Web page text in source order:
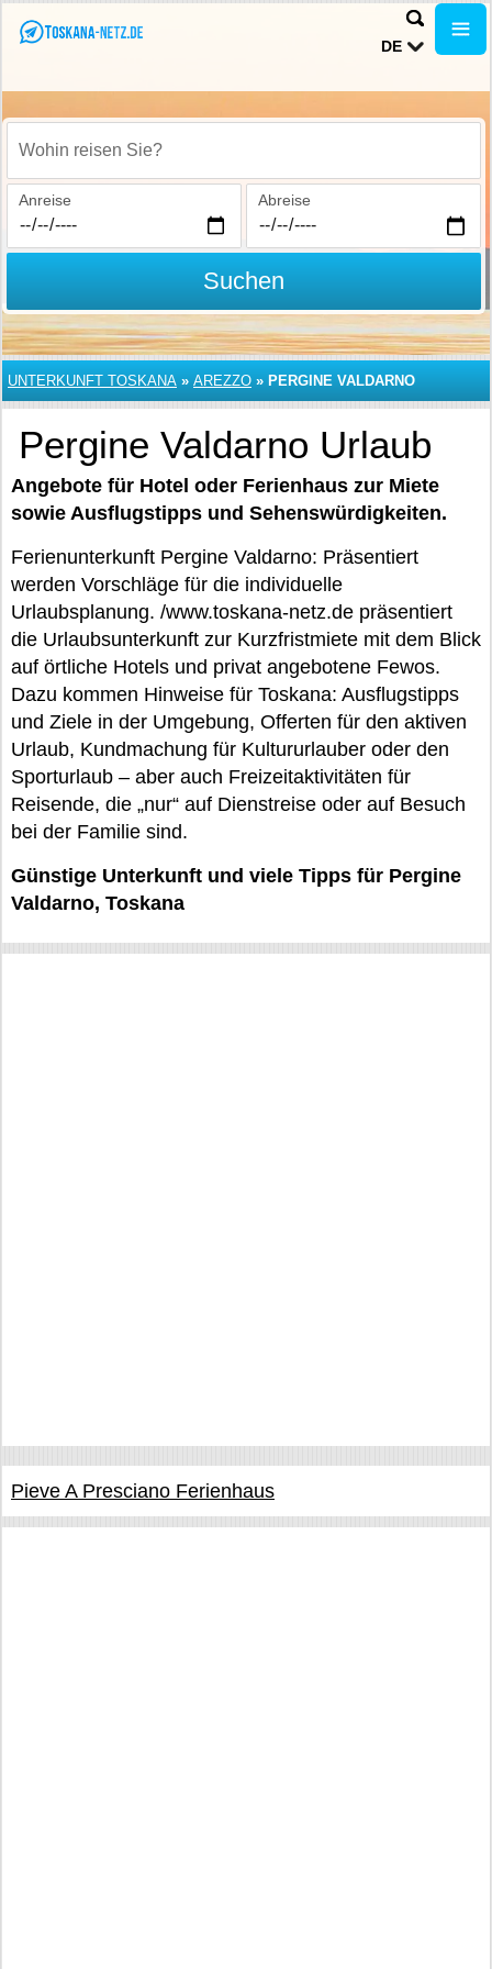
DE
Wohin reisen Sie?
Anreise Abreise
Suchen
UNTERKUNFT TOSKANA » AREZZO » PERGINE VALDARNO
Pergine Valdarno Urlaub
Angebote für Hotel oder Ferienhaus zur Miete
sowie Ausflugstipps und Sehenswürdigkeiten.
Ferienunterkunft Pergine Valdarno: Präsentiert
werden Vorschläge für die individuelle
Urlaubsplanung. /www.toskana-netz.de präsentiert
die Urlaubsunterkunft zur Kurzfristmiete mit dem Blick
auf örtliche Hotels und privat angebotene Fewos.
Dazu kommen Hinweise für Toskana: Ausflugstipps
und Ziele in der Umgebung, Offerten für den aktiven
Urlaub, Kundmachung für Kultururlauber oder den
Sporturlaub – aber auch Freizeitaktivitäten für
Reisende, die „nur“ auf Dienstreise oder auf Besuch
bei der Familie sind.
Günstige Unterkunft und viele Tipps für Pergine
Valdarno, Toskana
Pieve A Presciano Ferienhaus